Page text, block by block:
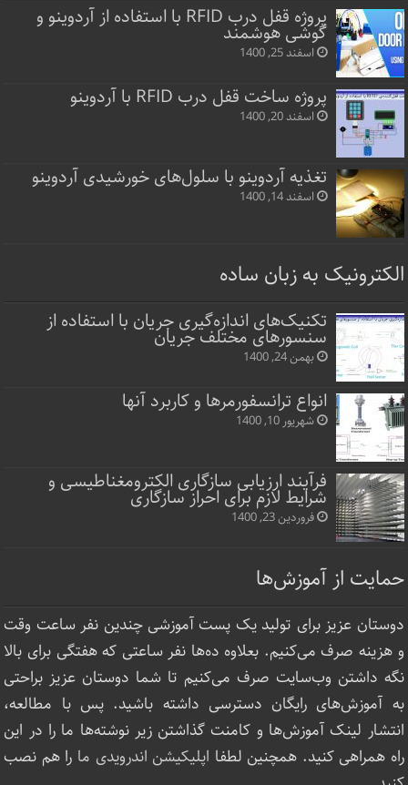
پروژه قفل‌ درب RFID با استفاده از آردوینو و
گوشی هوشمند
اسفند 25, 1400
پروژه ساخت قفل‌ درب RFID با آردوینو
اسفند 20, 1400
تغذیه آردوینو با سلول‌های خورشیدی آردوینو
اسفند 14, 1400
الکترونیک به زبان ساده
تکنیک‌های اندازه‌گیری جریان با استفاده از
سنسورهای مختلف جریان
بهمن 24, 1400
انواع ترانسفورمرها و کاربرد آنها
شهریور 10, 1400
فرآیند ارزیابی سازگاری الکترومغناطیسی و
شرایط لازم برای احراز سازگاری
فروردین 23, 1400
حمایت از آموزش‌ها
دوستان عزیز برای تولید یک پست آموزشی چندین نفر ساعت‌ وقت
و هزینه صرف می‌کنیم. بعلاوه ده‌ها نفر ساعتی که هفتگی برای بالا
نگه داشتن وب‌سایت صرف ‌می‌کنیم تا شما دوستان عزیز براحتی
به آموزش‌های رایگان دسترسی داشته باشید. پس با مطالعه،
انتشار لینک‌ آموزش‌ها و کامنت گذاشتن زیر نوشته‌‌ها ما را در این
راه همراهی کنید. همچنین لطفا اپلیکیشن اندرویدی ما را هم نصب